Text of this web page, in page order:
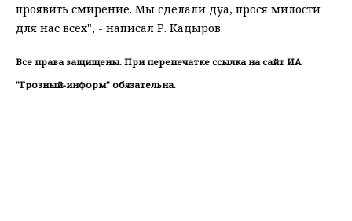
проявить смирение. Мы сделали дуа, прося милости
для нас всех", - написал Р. Кадыров.
Все права защищены. При перепечатке ссылка на сайт ИА
"Грозный-информ" обязательна.